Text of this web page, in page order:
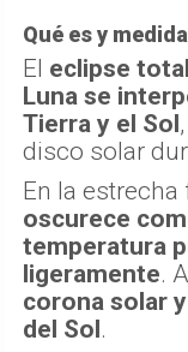
Qué es y
El eclipse total
Luna se
Tierra y el Sol
disco solar
En la
oscurece
temperatura
ligeramente.
corona solar
del Sol.